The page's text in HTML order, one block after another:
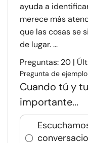
ayuda a
merece más
que las cosas se
de lugar. ...
Preguntas: 20 |
Pregunta de ejemplo
Cuando tú y
importante...